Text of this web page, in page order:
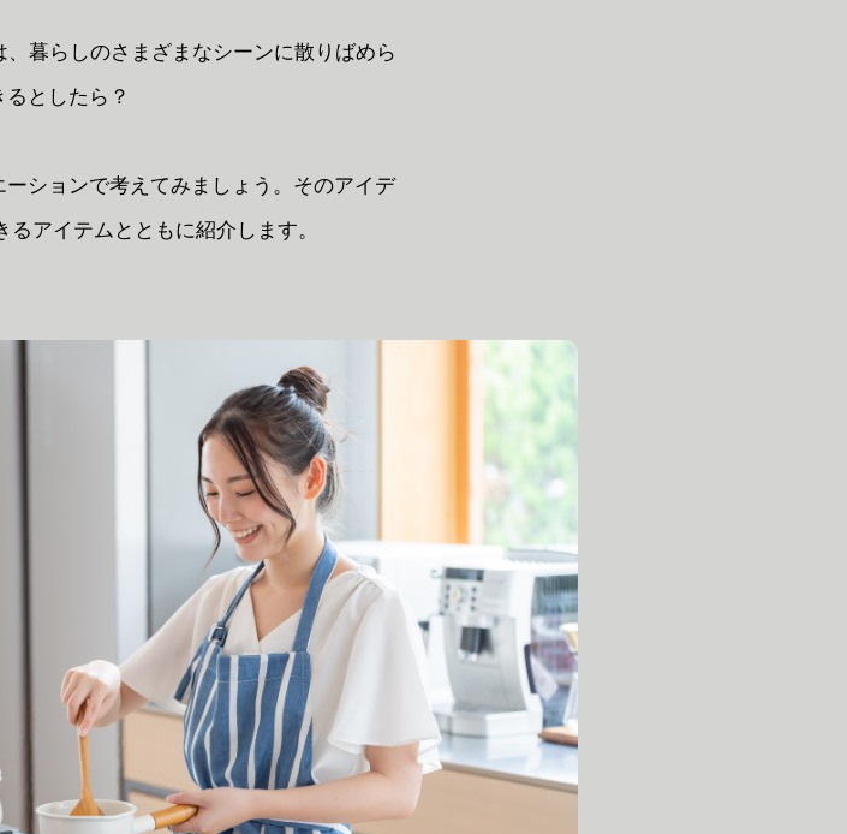
、暮らしのさまざまなシーンに散りばめら
としたら？
ションで考えてみましょう。そのアイデ
アイテムとともに紹介します。